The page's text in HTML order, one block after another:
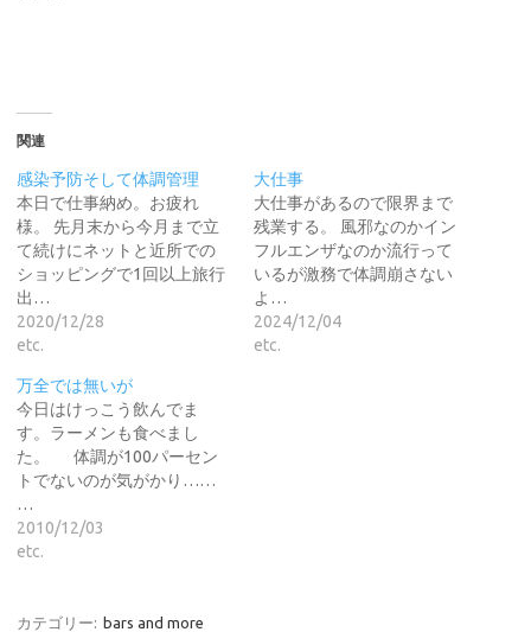
関連
感染予防そして体調管理
本日で仕事納め。お疲れ
様。 先月末から今月まで立
て続けにネットと近所での
ショッピングで1回以上旅行
出…
2020/12/28
etc.
大仕事
大仕事があるので限界まで
残業する。 風邪なのかイン
フルエンザなのか流行って
いるが激務で体調崩さない
よ…
2024/12/04
etc.
万全では無いが
今日はけっこう飲んでま
す。ラーメンも食べまし
た。 体調が100パーセン
トでないのが気がかり……
…
2010/12/03
etc.
カテゴリー: bars and more